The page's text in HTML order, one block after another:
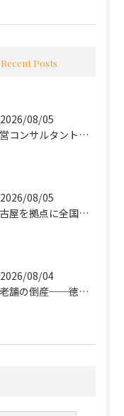
Recent Posts
2026/08/05
経営コンサルタントのモーちゃん・毛利京申です。
2026/08/05
名古屋を拠点に全国で活動する 経営コンサルタントの 毛利京申...
2026/08/04
「老舗の倒産──徳が会社を救うか、沈めるか」